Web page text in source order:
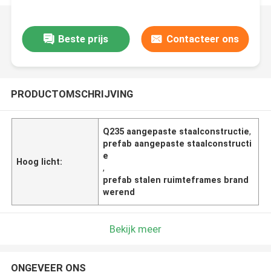
Beste prijs Contacteer ons
PRODUCTOMSCHRIJVING
Hoog licht:
Q235 aangepaste staalconstructie,
prefab aangepaste staalconstructi
e
,
prefab stalen ruimteframes brand
werend
Bekijk meer
ONGEVEER ONS